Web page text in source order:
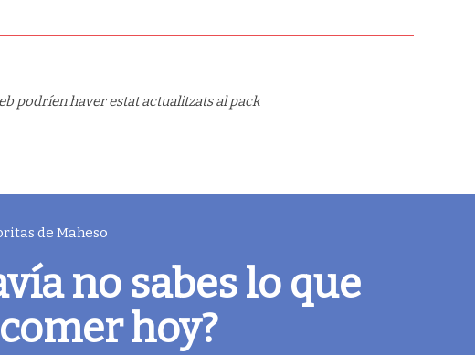
podríen haver estat actualitzats al pack
de Maheso
no sabes lo que
hoy?